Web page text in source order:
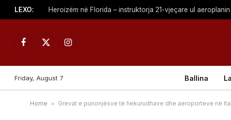
LEXO: Heroizëm në Florida – instruktorja 21-vjeçare ul
Facebook
X
Instagram
Friday, August 7 Ballina
Home » Grevat e punonjësve të hekurudhave dhe aeroporteve në